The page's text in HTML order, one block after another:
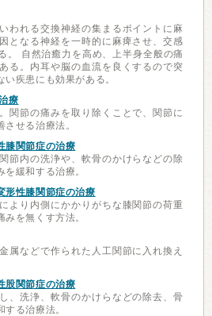
われる交換神経の集まるポイントに麻
となる神経を一時的に麻痺させ、交感
。 自然治癒力を高め、上半身全般の痛
る。内耳や脳の血流を良くするので突
疾患にも効果がある。
療
関節の痛みを取り除くことで、関節に
せる治療法。
膝関節症の治療
節内の洗浄や、軟骨のかけらなどの除
緩和する治療。
形性膝関節症の治療
より内側にかかりがちな膝関節の荷重
を無くす方法。
属などで作られた人工関節に入れ換え
股関節症の治療
、洗浄、軟骨のかけらなどの除去、骨
る治療法。